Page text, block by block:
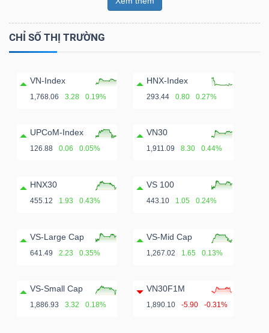
CHỈ SỐ THỊ TRƯỜNG
VN-Index
1,768.06 3.28 0.19%
HNX-Index
293.44 0.80 0.27%
UPCoM-Index
126.88 0.06 0.05%
VN30
1,911.09 8.30 0.44%
HNX30
455.12 1.93 0.43%
VS 100
443.10 1.05 0.24%
VS-Large Cap
641.49 2.23 0.35%
VS-Mid Cap
1,267.02 1.65 0.13%
VS-Small Cap
1,886.93 3.32 0.18%
VN30F1M
1,890.10 -5.90 -0.31%
(-)
ngữ
tạo